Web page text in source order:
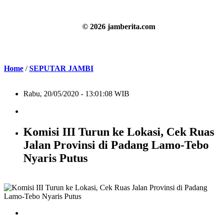
© 2026 jamberita.com
Home /SEPUTAR JAMBI
Rabu, 20/05/2020 - 13:01:08 WIB
Komisi III Turun ke Lokasi, Cek Ruas
Jalan Provinsi di Padang Lamo-Tebo
Nyaris Putus